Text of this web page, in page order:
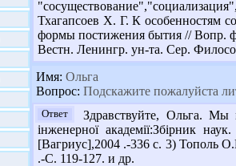
Тхагапсоев Х. Г. К особенностям
формы постижения бытия // Вопр.
Вестн. Ленингр. ун-та. Сер.
Имя: Ольга
Вопрос: Подскажите пожалуйста
Ответ
Здравствуйте, Ольга. Мы
інженерної академії:Збірник
[Вагриус],2004 .-336 с. 3) Тополь
.-С. 119-127. и др.